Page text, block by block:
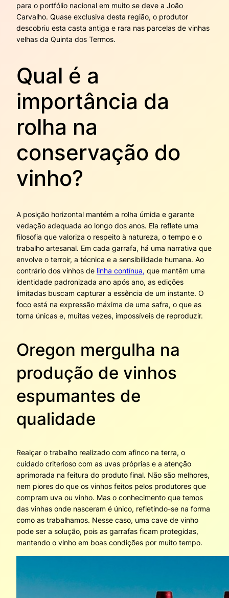
para o portfólio nacional em muito se deve a João
Carvalho. Quase exclusiva desta região, o produtor
descobriu esta casta antiga e rara nas parcelas de vinhas
velhas da Quinta dos Termos.
Qual é a
importância da
rolha na
conservação do
vinho?
A posição horizontal mantém a rolha úmida e garante
vedação adequada ao longo dos anos. Ela reflete uma
filosofia que valoriza o respeito à natureza, o tempo e o
trabalho artesanal. Em cada garrafa, há uma narrativa que
envolve o terroir, a técnica e a sensibilidade humana. Ao
contrário dos vinhos de linha contínua, que mantêm uma
identidade padronizada ano após ano, as edições
limitadas buscam capturar a essência de um instante. O
foco está na expressão máxima de uma safra, o que as
torna únicas e, muitas vezes, impossíveis de reproduzir.
Oregon mergulha na
produção de vinhos
espumantes de
qualidade
Realçar o trabalho realizado com afinco na terra, o
cuidado criterioso com as uvas próprias e a atenção
aprimorada na feitura do produto final. Não são melhores,
nem piores do que os vinhos feitos pelos produtores que
compram uva ou vinho. Mas o conhecimento que temos
das vinhas onde nasceram é único, refletindo-se na forma
como as trabalhamos. Nesse caso, uma cave de vinho
pode ser a solução, pois as garrafas ficam protegidas,
mantendo o vinho em boas condições por muito tempo.